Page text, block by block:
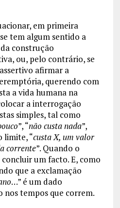
em primeira
tem algum sentido a
construção
ou, pelo contrário, se
afirmar a
querendo com
a vida humana na
a interrogação
simples, tal como
”, “não custa nada”,
limite, “custa X, um valor
corrente”. Quando o
um facto. E, como
que a exclamação
…” é um dado
tempos que correm.